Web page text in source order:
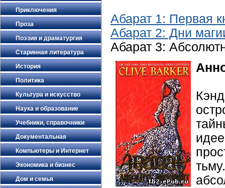
Приключения
Проза
Поэзия и драматургия
Старинная литература
История
Политика
Культура и искусство
Наука и образование
Учебники, справочники
Документальная
Компьютеры и Интернет
Экономика и бизнес
Дом и семья
Абарат 1: Первая
Абарат 2: Дни
Абарат 3: